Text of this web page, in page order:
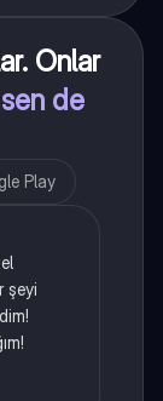
Onlar
sen de
Play
şeyi